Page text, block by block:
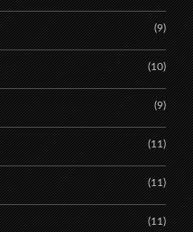
(9)
(10)
(9)
(11)
(11)
(11)